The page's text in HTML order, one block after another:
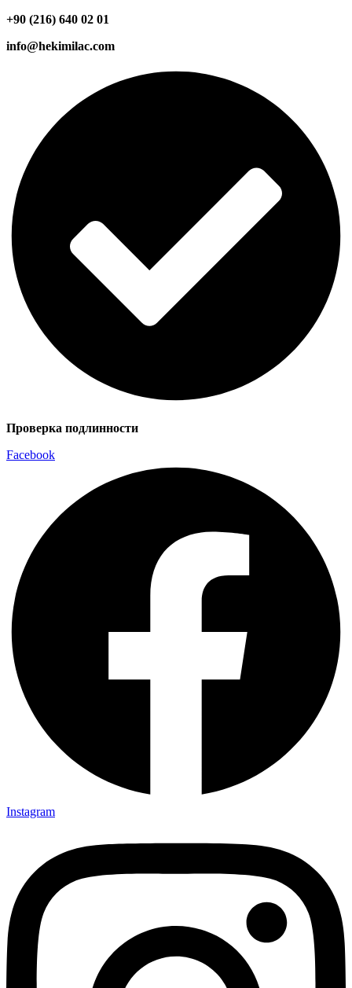
+90 (216) 640 02 01
info@hekimilac.com
Проверка подлинности
Facebook
Instagram